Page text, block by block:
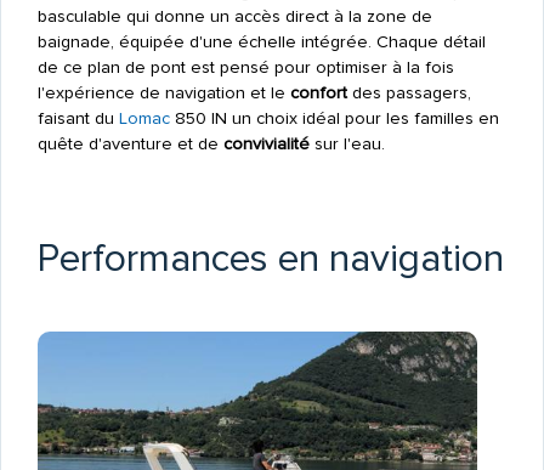
basculable qui donne un accès direct à la zone de
baignade, équipée d'une échelle intégrée. Chaque détail
de ce plan de pont est pensé pour optimiser à la fois
l'expérience de navigation et le confortdes passagers,
faisant du Lomac850 IN un choix idéal pour les familles en
quête d'aventure et de convivialitésur l'eau.
Performances en navigation